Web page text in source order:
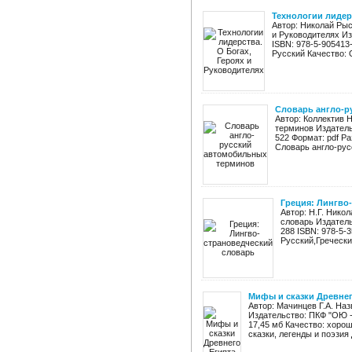
Технологии
Автор: Николай
и Руководителях
ISBN: 978-5-
Русский Качество:
Словарь англо-
Автор: Коллектив
терминов
522 Формат: pdf
Словарь англо-
Греция:
Автор: Н.Г.
словарь
288 ISBN: 978-5-
Мифы и сказки
Автор: Мачинцев Г.А.
Издательство: ПКФ "ОЮ
17,45 мб Качество:
сказки, легенды и